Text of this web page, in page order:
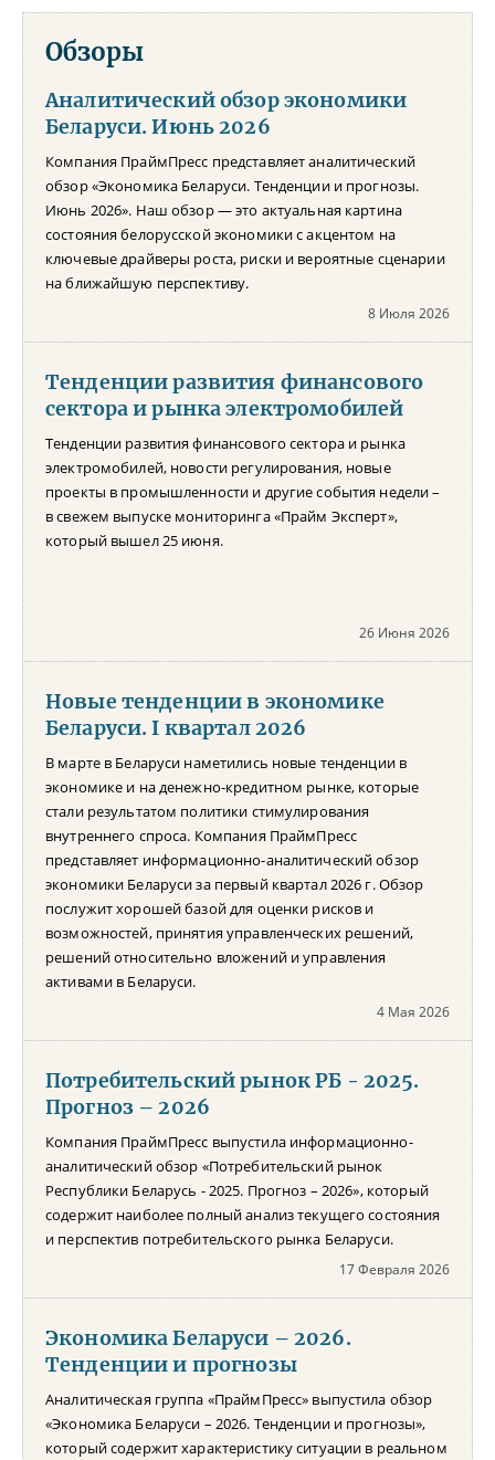
Обзоры
Аналитический обзор экономики
Беларуси. Июнь 2026
Компания ПраймПресс представляет аналитический
обзор «Экономика Беларуси. Тенденции и прогнозы.
Июнь 2026». Наш обзор — это актуальная картина
состояния белорусской экономики с акцентом на
ключевые драйверы роста, риски и вероятные сценарии
на ближайшую перспективу.
8 Июля 2026
Тенденции развития финансового
сектора и рынка электромобилей
Тенденции развития финансового сектора и рынка
электромобилей, новости регулирования, новые
проекты в промышленности и другие события недели –
в свежем выпуске мониторинга «Прайм Эксперт»,
который вышел 25 июня.
26 Июня 2026
Новые тенденции в экономике
Беларуси. I квартал 2026
В марте в Беларуси наметились новые тенденции в
экономике и на денежно-кредитном рынке, которые
стали результатом политики стимулирования
внутреннего спроса. Компания ПраймПресс
представляет информационно-аналитический обзор
экономики Беларуси за первый квартал 2026 г. Обзор
послужит хорошей базой для оценки рисков и
возможностей, принятия управленческих решений,
решений относительно вложений и управления
активами в Беларуси.
4 Мая 2026
Потребительский рынок РБ - 2025.
Прогноз – 2026
Компания ПраймПресс выпустила информационно-
аналитический обзор «Потребительский рынок
Республики Беларусь - 2025. Прогноз – 2026», который
содержит наиболее полный анализ текущего состояния
и перспектив потребительского рынка Беларуси.
17 Февраля 2026
Экономика Беларуси – 2026.
Тенденции и прогнозы
Аналитическая группа «ПраймПресс» выпустила обзор
«Экономика Беларуси – 2026. Тенденции и прогнозы»,
который содержит характеристику ситуации в реальном